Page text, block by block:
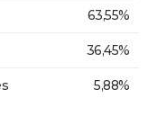
63,55%
36,45%
5,88%